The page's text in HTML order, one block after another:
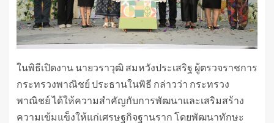
ในพิธีเปิดงาน นายวราวุฒิ สมหวังประเสริฐ ผู้ตรวจราชการ
กระทรวงพาณิชย์ ประธานในพิธี กล่าวว่า กระทรวง
พาณิชย์ ได้ให้ความสำคัญกับการพัฒนาและเสริมสร้าง
ความเข้มแข็งให้แก่เศรษฐกิจฐานราก โดยพัฒนาทักษะ